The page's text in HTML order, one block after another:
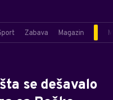
Zabava Magazin
se dešavalo